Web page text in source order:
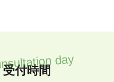
受付時間